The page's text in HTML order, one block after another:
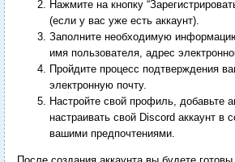
Нажмите на кнопку
(если у вас уже есть аккаунт).
Заполните необходимую
имя пользователя, адрес
Пройдите процесс подтверждения
электронную почту.
Настройте свой профиль, добавьте
настраивать свой Discord аккаунт в
вашими предпочтениями.